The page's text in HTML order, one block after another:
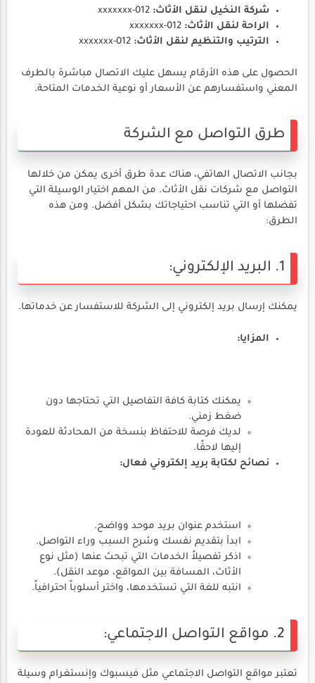
شركة النخيل لنقل الأثاث:
الراحة لنقل الأثاث:
الترتيب والتنظيم لنقل الأثاث:
الحصول على هذه الأرقام يسهل عليك الاتصال مباشرة بالطرف
المعني واستفسارهم عن الأسعار أو نوعية الخدمات المتاحة.
طرق التواصل مع الشركة
بجانب الاتصال الهاتفي، هناك عدة طرق أخرى يمكن من خلالها
التواصل مع شركات نقل الأثاث. من المهم اختيار الوسيلة التي
تفضلها أو التي تناسب احتياجاتك بشكل أفضل. ومن هذه
الطرق:
1. البريد الإلكتروني:
يمكنك إرسال بريد إلكتروني إلى الشركة للاستفسار عن خدماتها.
المزايا:
يمكنك كتابة كافة التفاصيل التي تحتاجها دون
ضغط زمني.
لديك فرصة للاحتفاظ بنسخة من المحادثة للعودة
إليها لاحقًا.
نصائح لكتابة بريد إلكتروني فعال:
استخدم عنوان بريد موحد وواضح.
ابدأ بتقديم نفسك وشرح السبب وراء التواصل.
اذكر تفصيلاً الخدمات التي تبحث عنها (مثل نوع
الأثاث، المسافة بين المواقع، موعد النقل).
انتبه للغة التي تستخدمها، واختر أسلوباً احترافياً.
2. مواقع التواصل الاجتماعي:
تعتبر مواقع التواصل الاجتماعي مثل فيسبوك وإنستغرام وسيلة